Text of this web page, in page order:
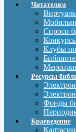
Читателям
Спроси
Клубы
Ресурсы
Фонды
Краеведение